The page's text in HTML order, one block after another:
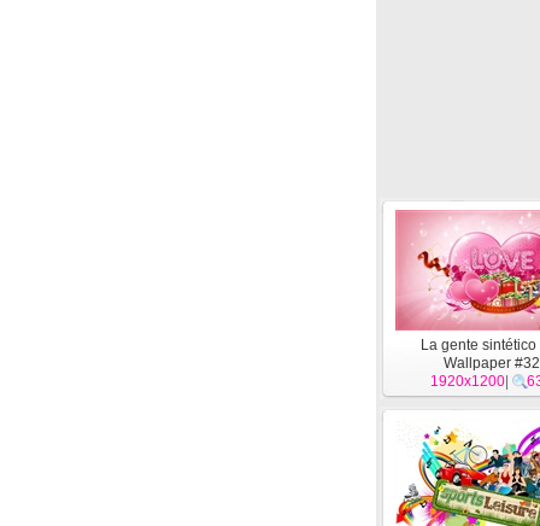
La gente
Wallpaper #32
1920x1200